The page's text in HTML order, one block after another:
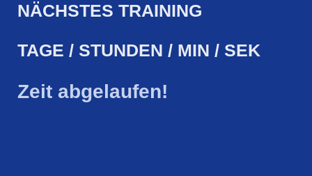
NÄCHSTES TRAINING
TAGE / STUNDEN / MIN / SEK
Zeit abgelaufen!